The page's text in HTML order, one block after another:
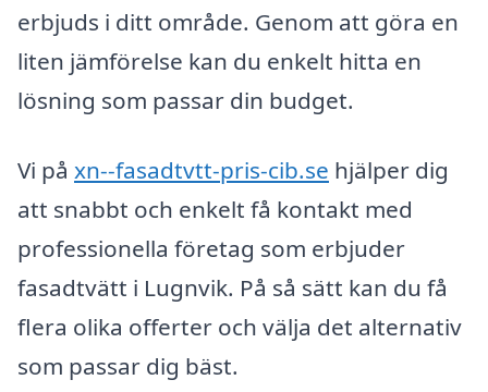
erbjuds i ditt område. Genom att göra en
liten jämförelse kan du enkelt hitta en
lösning som passar din budget.
Vi på xn--fasadtvtt-pris-cib.se hjälper dig
att snabbt och enkelt få kontakt med
professionella företag som erbjuder
fasadtvätt i Lugnvik. På så sätt kan du få
flera olika offerter och välja det alternativ
som passar dig bäst.